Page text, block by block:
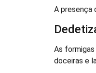
A presença
As
doceiras e